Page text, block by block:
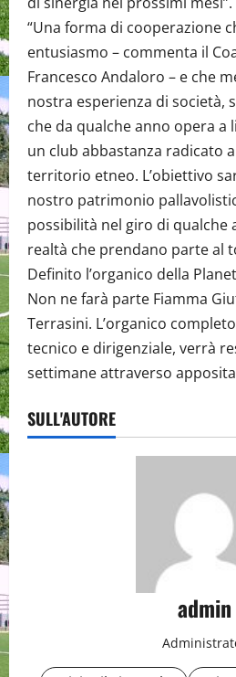
“Una forma di cooperazione
entusiasmo – commenta il
Francesco Andaloro – e che
nostra esperienza di società,
che da qualche anno opera a
un club abbastanza radicato
territorio etneo. L’obiettivo
nostro patrimonio
possibilità nel giro di qualche
realtà che prendano parte al
Definito l’organico della
Non ne farà parte Fiamma
Terrasini. L’organico
tecnico e dirigenziale, verrà
settimane attraverso
SULL'AUTORE
admin